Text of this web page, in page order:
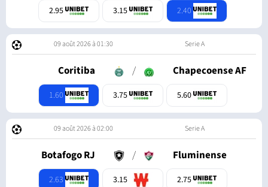
2.95 3.15 2.40
09 août 2026 à 01:30 Serie A
Coritiba / Chapecoense AF
1.60 3.75 5.60
09 août 2026 à 02:00 Serie A
Botafogo RJ / Fluminense
2.63 3.15 2.75